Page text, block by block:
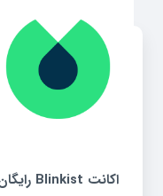
اکانت Blinkist رایگان